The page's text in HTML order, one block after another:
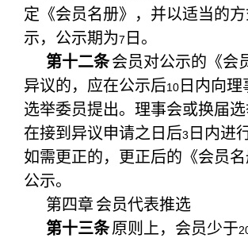
定《会员名册》，并以适当的
示，公示期为7 日。
第十二条会员对公示的《会
异议的，应在公示后10 日内向
选举委员提出。理事会或换届
在接到异议申请之日后3 日内进
如需更正的，更正后的《会员
公示。
第四章 会员代表推选
第十三条原则上，会员少于